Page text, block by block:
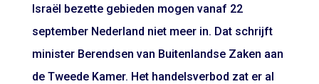
Israël bezette gebieden mogen vanaf 22
september Nederland niet meer in. Dat schrijft
minister Berendsen van Buitenlandse Zaken aan
de Tweede Kamer. Het handelsverbod zat er al